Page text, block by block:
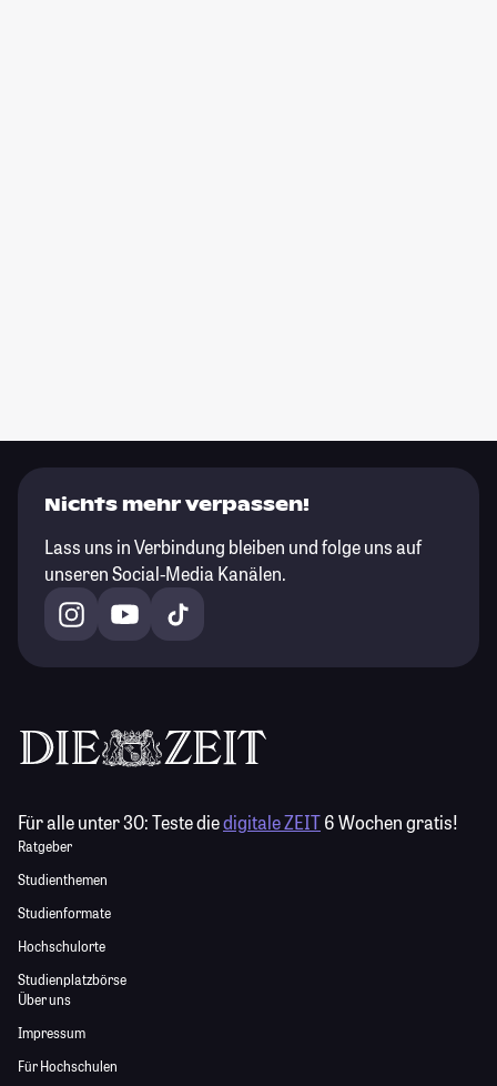
Nichts mehr verpassen!
Lass uns in Verbindung bleiben und folge uns auf
unseren Social-Media Kanälen.
Für alle unter 30:Teste diedigitale ZEIT6 Wochen gratis!
Ratgeber
Studienthemen
Studienformate
Hochschulorte
Studienplatzbörse
Über uns
Impressum
Für Hochschulen